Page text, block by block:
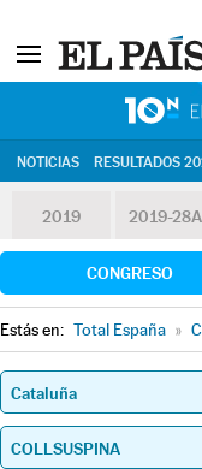
NOTICIAS RESULTADOS
2019 2019-28A
CONGRESO
Estás en: Total España »